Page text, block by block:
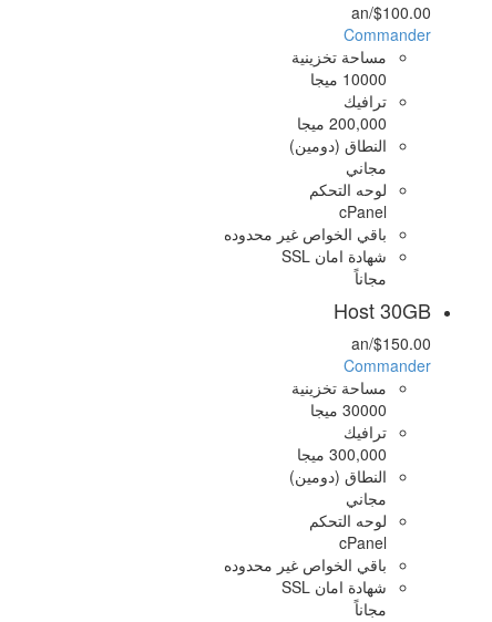
$100.00
/an
Commander
مساحة تخزينية
10000 ميجا
ترافيك
200,000 ميجا
النطاق (دومين)
مجاني
لوحه التحكم
cPanel
باقي الخواص غير محدوده
شهادة امان SSL
مجاناً
Host 30GB
$150.00
/an
Commander
مساحة تخزينية
30000 ميجا
ترافيك
300,000 ميجا
النطاق (دومين)
مجاني
لوحه التحكم
cPanel
باقي الخواص غير محدوده
شهادة امان SSL
مجاناً